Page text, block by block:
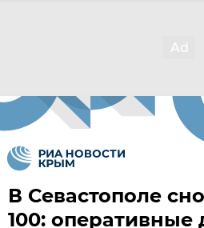
В Севастополе
100: оперативные